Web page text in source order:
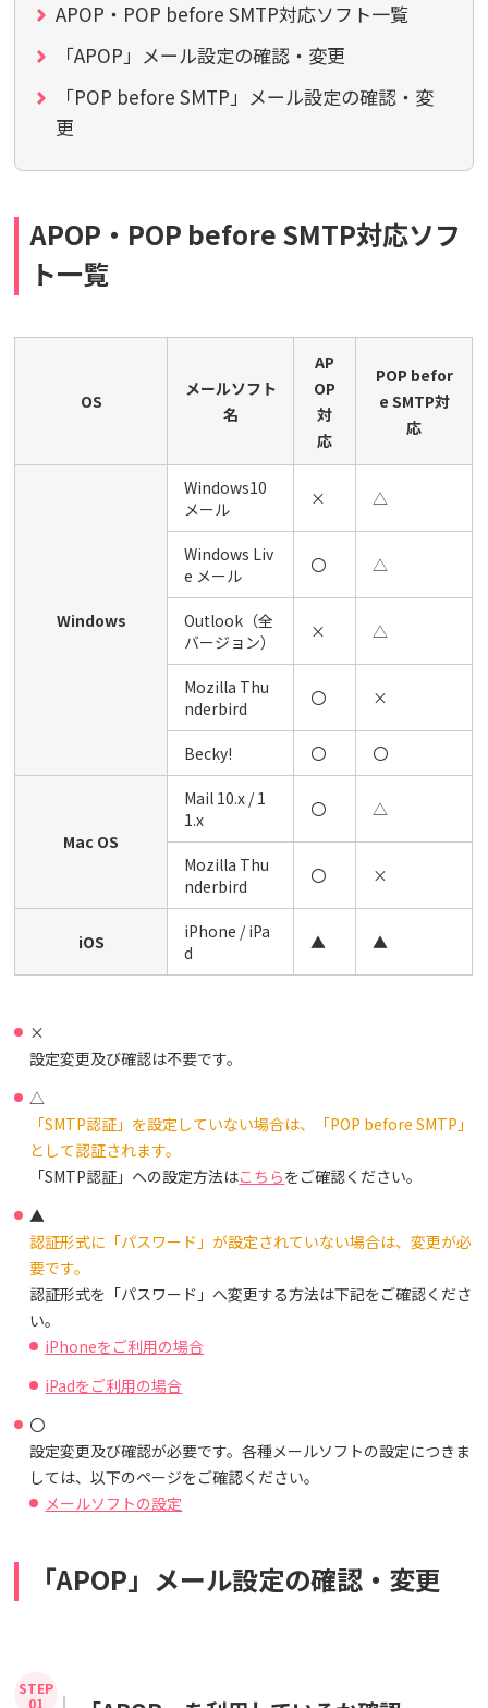
APOP・POP before SMTP対応ソフト一覧
「APOP」メール設定の確認・変更
「POP before SMTP」メール設定の確認・変
更
APOP・POP before SMTP対応ソフ
ト一覧
OS
メールソフト
名
AP
OP
対
応
POP befor
e SMTP対
応
Windows
Windows10
メール
× △
Windows Liv
e メール
〇 △
Outlook（全
バージョン）
× △
Mozilla Thu
nderbird
〇 ×
Becky! 〇 〇
Mac OS
Mail 10.x / 1
1.x
〇 △
Mozilla Thu
nderbird
〇 ×
iOS
iPhone / iPa
d
▲ ▲
×
設定変更及び確認は不要です。
△
「SMTP認証」を設定していない場合は、「POP before SMTP」
として認証されます。
「SMTP認証」への設定方法はこちらをご確認ください。
▲
認証形式に「パスワード」が設定されていない場合は、変更が必
要です。
認証形式を「パスワード」へ変更する方法は下記をご確認くださ
い。
iPhoneをご利用の場合
iPadをご利用の場合
〇
設定変更及び確認が必要です。各種メールソフトの設定につきま
しては、以下のページをご確認ください。
メールソフトの設定
「APOP」メール設定の確認・変更